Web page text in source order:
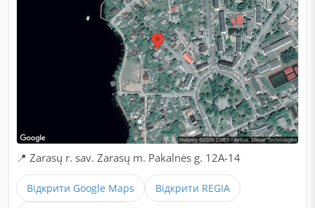
📍 Zarasų r. sav. Zarasų m. Pakalnės g. 12A-14
Відкрити Google Maps Відкрити REGIA